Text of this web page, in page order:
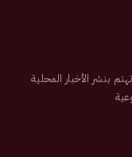
سعودية تم تأسيسها عام 2007م تهتم بنشر الأخبار المحلية